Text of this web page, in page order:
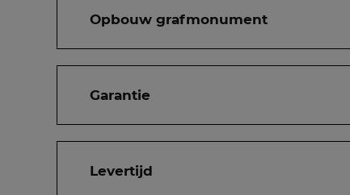
Opbouw grafmonument
Garantie
Levertijd